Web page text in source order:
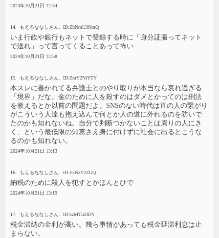
2024年10月21日 12:54
14. もえるななしさん. ID:ZhNmU3NmQ
いま行政や銀行もネットで登録する時に「身分証撮ってネット
で送れ」って言ってくることあって怖い
2024年10月21日 12:58
15. もえるななしさん. ID:ZmY2NiYTY
本スレに書かれてる弁護士とのやり取りが本当なら哀れ過ぎる
「境界」だな。金のために人を殺すのはダメとかってのは刑法
を教えるとか以前の問題だよ。SNSのない時代は直の人の繋がり
がこういう人達も抱え込んで何とか人の道に外れるのを防いで
たのかも知れないね。自分で判断つかないことは周りの人にき
く、という最低限の知恵さえ身に付けずに社会に出るとこうな
るのかも知れない。
2024年10月21日 13:13
16. もえるななしさん. ID:ExNzY2ZGQ
納税のために殺人を犯すとかほんとひで
2024年10月21日 13:19
17. もえるななしさん. ID:kzMTIzODY
税金滞納の金利が高い。幾ら事情があっても税金延滞利息は止
まらない。